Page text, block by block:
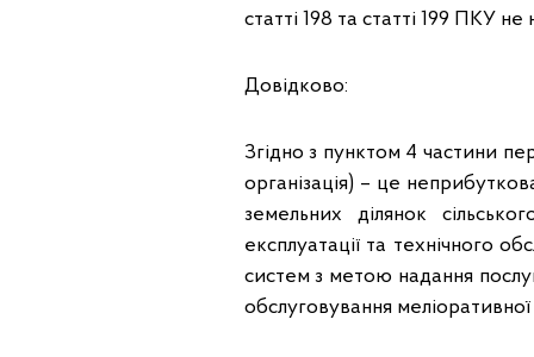
статті 198 та статті 199 ПКУ
Довідково:
Згідно з пунктом 4 частини
організація) – це
земельних ділянок
експлуатації та технічного
систем з метою надання
обслуговування меліоративної